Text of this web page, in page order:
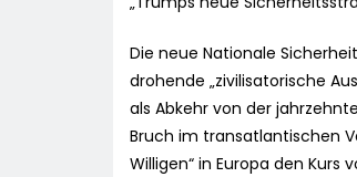
Die neue Nationale
drohende „zivilisatorische
als Abkehr von der
Bruch im transatlantischen
Willigen“ in Europa den Kurs